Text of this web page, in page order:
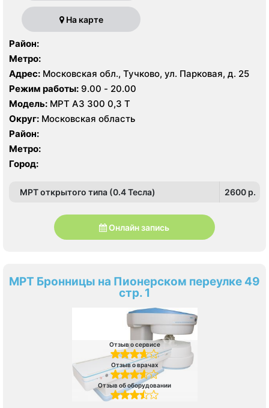
На карте
Район:
Метро:
Адрес: Московская обл., Тучково, ул. Парковая, д. 25
Режим работы: 9.00 - 20.00
Модель: МРТ АЗ 300 0,3 Т
Округ: Московская область
Район:
Метро:
Город:
МРТ открытого типа (0.4 Тесла) 2600 p.
Онлайн запись
МРТ Бронницы на Пионерском переулке 49
стр. 1
Отзыв о сервисе
Отзыв о врачах
Отзыв об оборудовании